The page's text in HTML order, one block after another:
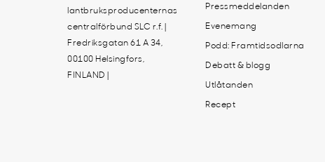
lantbruksproducenternas
centralförbund SLC r.f. |
Fredriksgatan 61 A 34,
00100 Helsingfors,
FINLAND |
Pressmeddelanden
Evenemang
Podd: Framtidsodlarna
Debatt & blogg
Utlåtanden
Recept